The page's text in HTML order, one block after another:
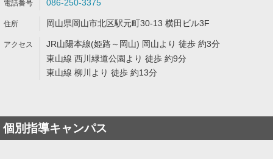
086-250-3375
岡山県岡山市北区駅元町30-13 横田ビル3F
JR山陽本線(姫路～岡山) 岡山より 徒歩 約3分
東山線 西川緑道公園より 徒歩 約9分
東山線 柳川より 徒歩 約13分
個別指導キャンパス